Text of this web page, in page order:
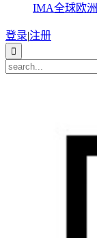
IMA全球欧洲
登录|注册
